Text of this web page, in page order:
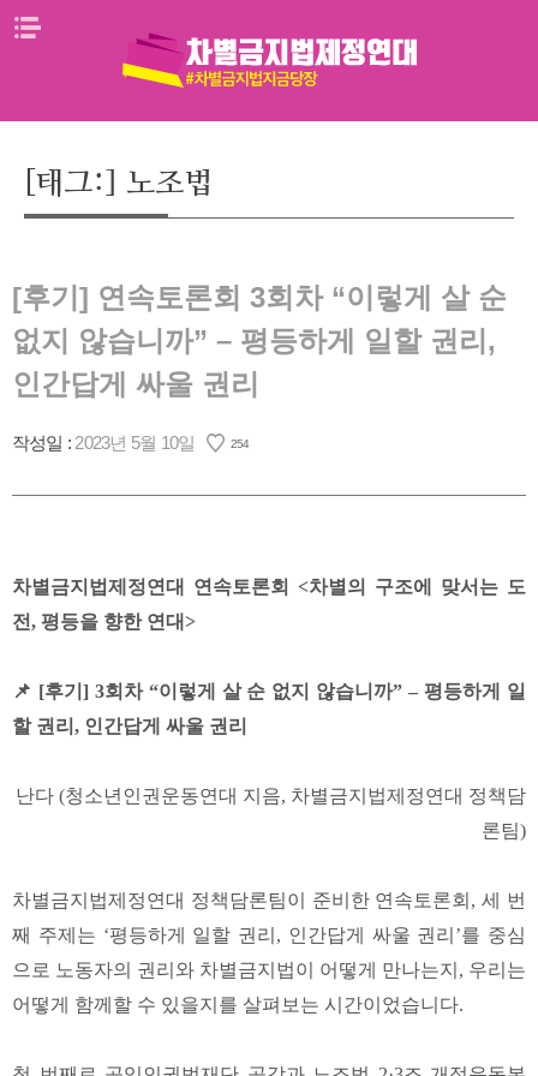
Skip
[태그:] 노조법
[후기] 연속토론회 3회차 “이렇게 살 순
없지 않습니까” – 평등하게 일할 권리,
인간답게 싸울 권리
작성일 : 2023년 5월 10일 254
차별금지법제정연대 연속토론회 <차별의 구조에 맞서는 도
전, 평등을 향한 연대>
📌 [후기] 3회차 “이렇게 살 순 없지 않습니까”– 평등하게 일
할 권리, 인간답게 싸울 권리
난다 (청소년인권운동연대 지음, 차별금지법제정연대 정책담
론팀)
차별금지법제정연대 정책담론팀이 준비한 연속토론회, 세 번
째 주제는 ‘평등하게 일할 권리, 인간답게 싸울 권리’를 중심
으로 노동자의 권리와 차별금지법이 어떻게 만나는지, 우리는
어떻게 함께할 수 있을지를 살펴보는 시간이었습니다.